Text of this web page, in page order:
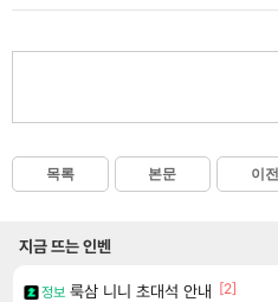
목록 본문 이전
지금 뜨는 인벤
정보 룩삼 니니 초대석 안내 [2]